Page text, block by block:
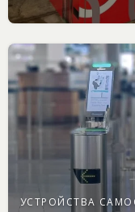
УСТРОЙСТВА